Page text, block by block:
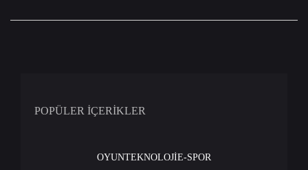
POPÜLER İÇERİKLER
OYUNTEKNOLOJİE-SPOR